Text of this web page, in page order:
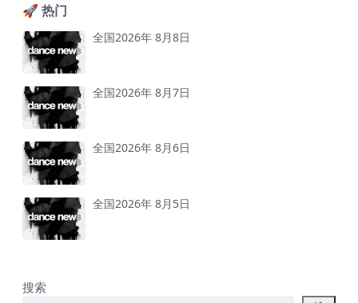
🚀 热门
全国2026年 8月8日
全国2026年 8月7日
全国2026年 8月6日
全国2026年 8月5日
搜索